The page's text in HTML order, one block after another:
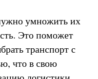
умножить их
Это поможет
транспорт с
что в свою